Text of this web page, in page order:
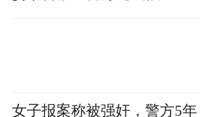
朴信惠带来了SBS演技大
仍把最佳女演员的奖颁给
女子报案称被强奸，警方5年